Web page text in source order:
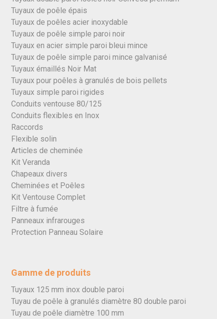
Tuyaux de poêle épais
Tuyaux de poêles acier inoxydable
Tuyaux de poêle simple paroi noir
Tuyaux en acier simple paroi bleui mince
Tuyaux de poêle simple paroi mince galvanisé
Tuyaux émaillés Noir Mat
Tuyaux pour poêles à granulés de bois pellets
Tuyaux simple paroi rigides
Conduits ventouse 80/125
Conduits flexibles en Inox
Raccords
Flexible solin
Articles de cheminée
Kit Veranda
Chapeaux divers
Cheminées et Poêles
Kit Ventouse Complet
Filtre à fumée
Panneaux infrarouges
Protection Panneau Solaire
Gamme de produits
Tuyaux 125 mm inox double paroi
Tuyau de poêle à granulés diamètre 80 double paroi
Tuyau de poêle diamètre 100 mm